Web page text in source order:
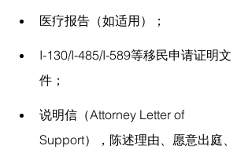
医疗报告（如适用）；
I-130/I-485/I-589等移民申请证明文
件；
说明信（Attorney Letter of
Support），陈述理由、愿意出庭、